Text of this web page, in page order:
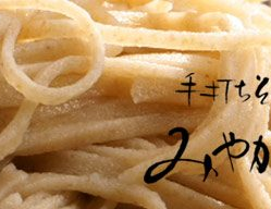
岡崎の「手打ち
わ」のブログで
愛知県岡崎市でひ
ちそばみやかわ」
わった一日十食限
しみいただけます
の食材を使用した
新着情報はこちら